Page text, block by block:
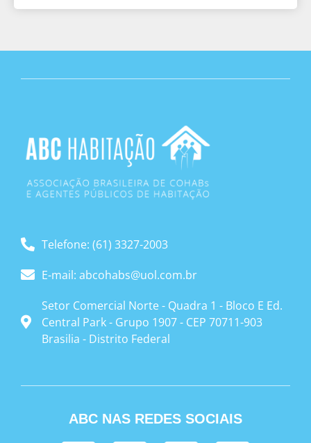
Telefone: (61) 3327-2003
E-mail: abcohabs@uol.com.br
Setor Comercial Norte - Quadra 1 - Bloco E Ed.
Central Park - Grupo 1907 - CEP 70711-903
Brasilia - Distrito Federal
ABC NAS REDES SOCIAIS